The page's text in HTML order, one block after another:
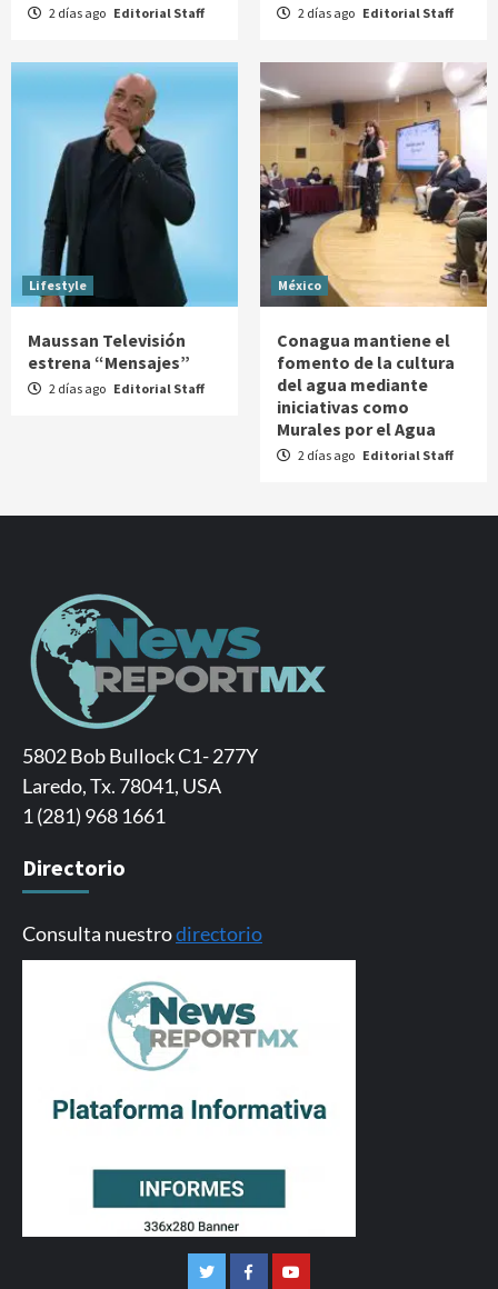
2 días ago Editorial Staff 2 días ago Editorial Staff
Lifestyle
Maussan Televisión
estrena “Mensajes”
2 días ago Editorial Staff
México
Conagua mantiene el
fomento de la cultura
del agua mediante
iniciativas como
Murales por el Agua
2 días ago Editorial Staff
5802 Bob Bullock C1- 277Y
Laredo, Tx. 78041, USA
1 (281) 968 1661
Directorio
Consulta nuestrodirectorio